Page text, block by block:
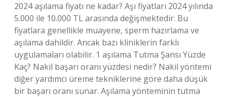
2024 aşılama fiyatı ne kadar? Aşı fiyatları 2024 yılında
5.000 ile 10.000 TL arasında değişmektedir. Bu
fiyatlara genellikle muayene, sperm hazırlama ve
aşılama dahildir. Ancak bazı kliniklerin farklı
uygulamaları olabilir. 1 aşılama Tutma Şansı Yüzde
Kaç? Nakil başarı oranı yüzdesi nedir? Nakil yöntemi
diğer yardımcı üreme tekniklerine göre daha düşük
bir başarı oranı sunar. Aşılama yönteminin tutma